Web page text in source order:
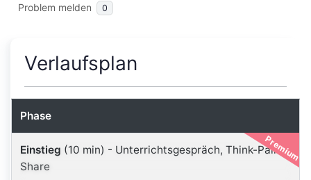
Problem melden 0
Verlaufsplan
Phase
Premium
Einstieg (10 min) - Unterrichtsgespräch, Think-Pair-
Share